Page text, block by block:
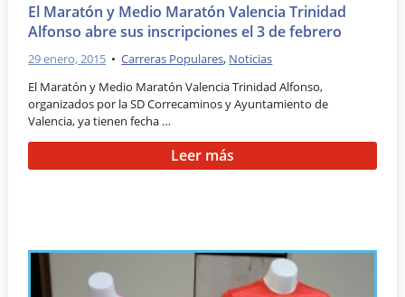
El Maratón y Medio Maratón Valencia Trinidad
Alfonso abre sus inscripciones el 3 de febrero
29 enero, 2015 •Carreras Populares, Noticias
El Maratón y Medio Maratón Valencia Trinidad Alfonso,
organizados por la SD Correcaminos y Ayuntamiento de
Valencia, ya tienen fecha …
Leer más